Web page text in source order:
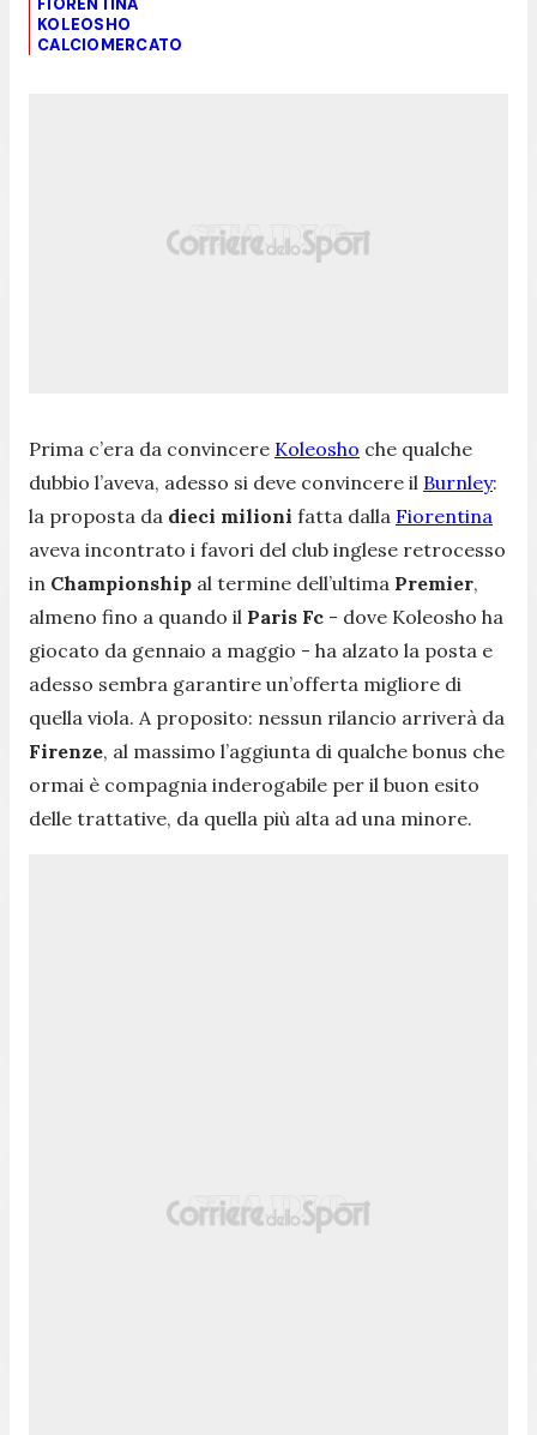
KOLEOSHO
CALCIOMERCATO
Prima c’era da convincere Koleosho che qualche
dubbio l’aveva, adesso si deve convincere il Burnley:
la proposta da dieci milioni fatta dalla Fiorentina
aveva incontrato i favori del club inglese retrocesso
in Championship al termine dell’ultima Premier,
almeno fino a quando il Paris Fc - dove Koleosho ha
giocato da gennaio a maggio - ha alzato la posta e
adesso sembra garantire un’offerta migliore di
quella viola. A proposito: nessun rilancio arriverà da
Firenze, al massimo l’aggiunta di qualche bonus che
ormai è compagnia inderogabile per il buon esito
delle trattative, da quella più alta ad una minore.